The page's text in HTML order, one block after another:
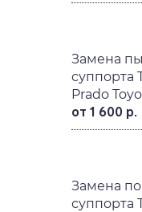
Замена
суппорта
Prado
от 1 600 р.
Замена
суппорта